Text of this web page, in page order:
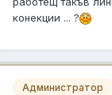
конекции ... ?
Администратор